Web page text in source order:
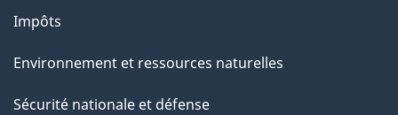
Impôts
Environnement et ressources naturelles
Sécurité nationale et défense